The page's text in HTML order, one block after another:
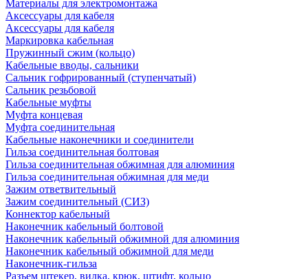
Материалы для электромонтажа
Аксессуары для кабеля
Аксессуары для кабеля
Маркировка кабельная
Пружинный сжим (кольцо)
Кабельные вводы, сальники
Сальник гофрированный (ступенчатый)
Сальник резьбовой
Кабельные муфты
Муфта концевая
Муфта соединительная
Кабельные наконечники и соединители
Гильза соединительная болтовая
Гильза соединительная обжимная для алюминия
Гильза соединительная обжимная для меди
Зажим ответвительный
Зажим соединительный (СИЗ)
Коннектор кабельный
Наконечник кабельный болтовой
Наконечник кабельный обжимной для алюминия
Наконечник кабельный обжимной для меди
Наконечник-гильза
Разъем штекер, вилка, крюк, штифт, кольцо